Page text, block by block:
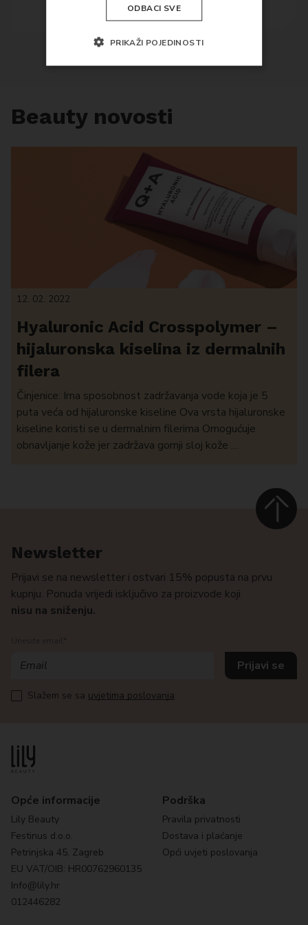
Dodaj u košaricu
Beauty novosti
12. 02. 2022
Hyaluronic Acid Crosspolymer –
hijaluronska kiselina iz dermalnih
filera
Činjenice: Ima sposobnost zadržavanja vode koja je 5
puta veća od hijaluronske kiseline Ova vrsta hijaluronske
kiseline koristi se u dermalnim filerima Omogućuje
obnavljanje kože jer zadržava gornji sloj kože …
Opće informacije
Lily Beauty
Festinus d.o.o.
Petrinjska 45, Zagreb
EU VAT/OIB: HR00762960135
Info@lily.hr
012446282
Podrška
Pravila privatnosti
Dostava i plaćanje
Opći uvjeti poslovanja
Newsletter
Prijavi se na newsletter i ostvari 15% popusta na prvu
kupnju. Ponuda vrijedi isključivo za proizvode koji
nisu na sniženju.
Slažem se sa uvjetima poslovanja
ODBACI SVE
PRIKAŽI POJEDINOSTI